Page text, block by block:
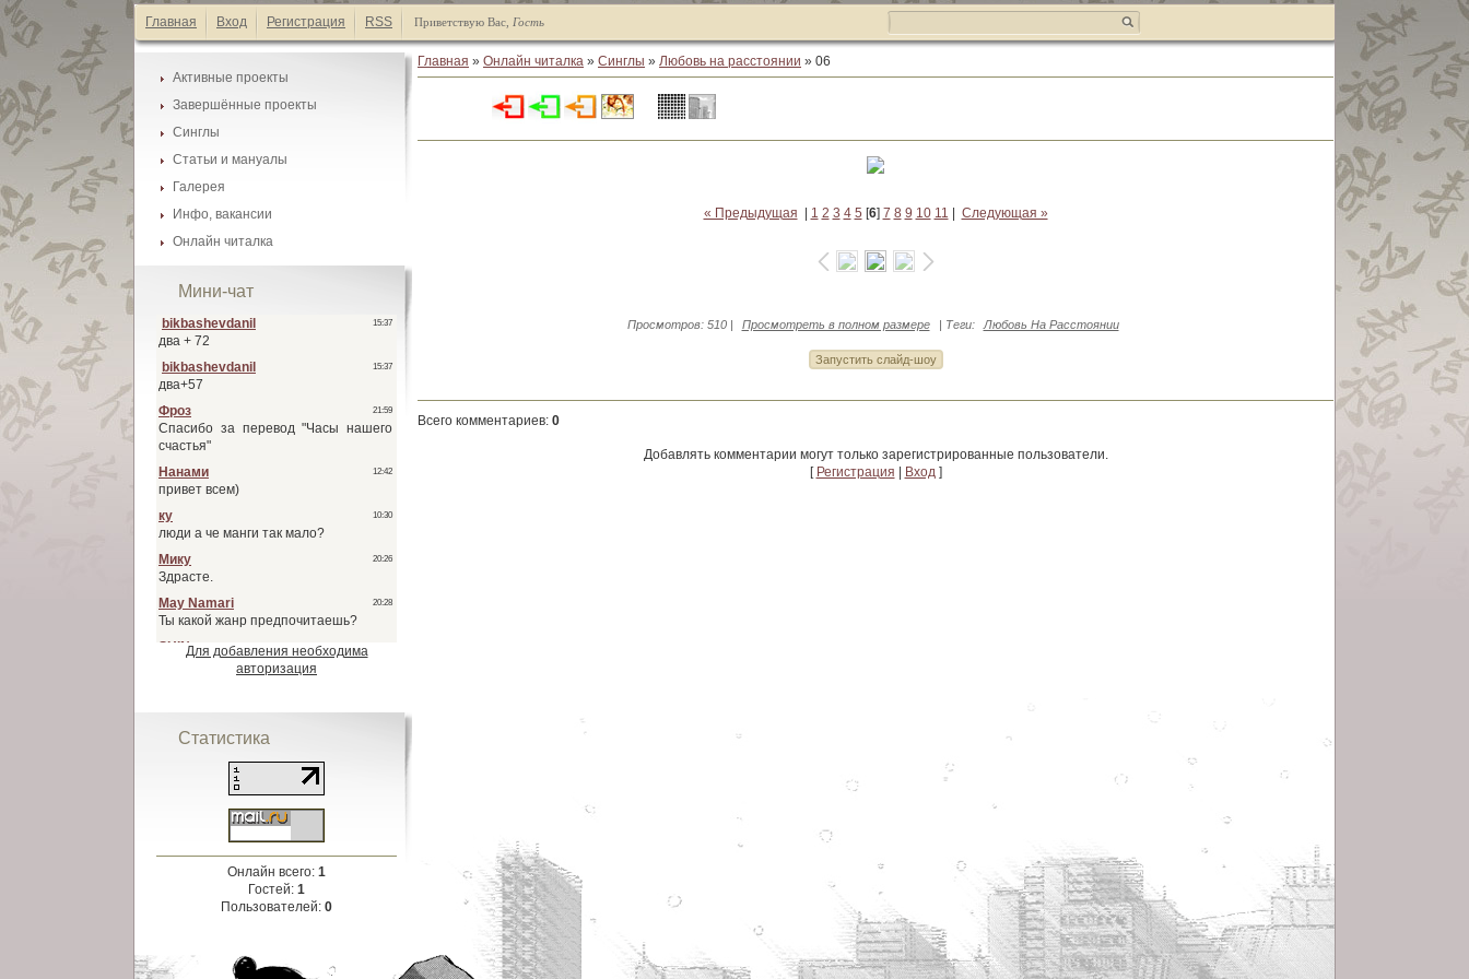
Главная Вход Регистрация RSS Приветствую Вас Гость
Активные проекты
Каталог манги
Список А-Я
Завершённые проекты
Каталог манги
Список А-Я
Синглы
Каталог манги
Список А-Я
Статьи и мануалы
Каталог статей
Список А-Я
Галерея
Галеея фонов
Галеея скринтонов
Инфо, вакансии
Наши друзья
Наши баннеры
Вакансии
Онлайн читалка
Завершённые проекты
Синглы
Мини-чат
Для добавления необходима
авторизация
Статистика
Онлайн всего: 1
Гостей: 1
Пользователей: 0
Главная » Онлайн читалка » Синглы » Любовь на расстоянии » 06
« Предыдущая 1 2 3 4 5 [6] 7 8 9 10 11 Следующая »
Просмотров: 510 | Просмотреть в полном размере | Теги: Любовь На Расстоянии
Всего комментариев: 0
Добавлять комментарии могут только зарегистрированные пользователи.
[ Регистрация Вход]